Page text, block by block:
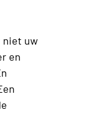
niet uw
en